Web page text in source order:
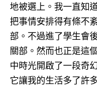
地被選上。我一直知
把事情安排得有條不
部。不過進了學生會
關部。然而也正是這
中時光開啟了一段奇
它讓我的生活多了許